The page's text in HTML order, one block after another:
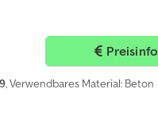
Preisinfo
, Verwendbares Material: Beton